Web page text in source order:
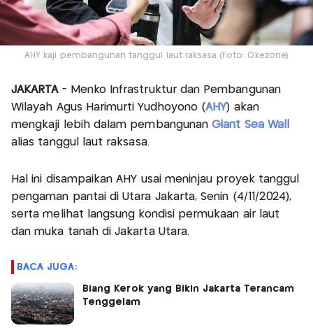
AHY kaji pembangunan tanggul laut raksasa (Foto: Okezone)
JAKARTA - Menko Infrastruktur dan Pembangunan
Wilayah Agus Harimurti Yudhoyono (AHY) akan
mengkaji lebih dalam pembangunanGiant Sea Wall
alias tanggul laut raksasa.
Hal ini disampaikan AHY usai meninjau proyek tanggul
pengaman pantai di Utara Jakarta, Senin (4/11/2024),
serta melihat langsung kondisi permukaan air laut
dan muka tanah di Jakarta Utara.
BACA JUGA:
Biang Kerok yang Bikin Jakarta Terancam
Tenggelam